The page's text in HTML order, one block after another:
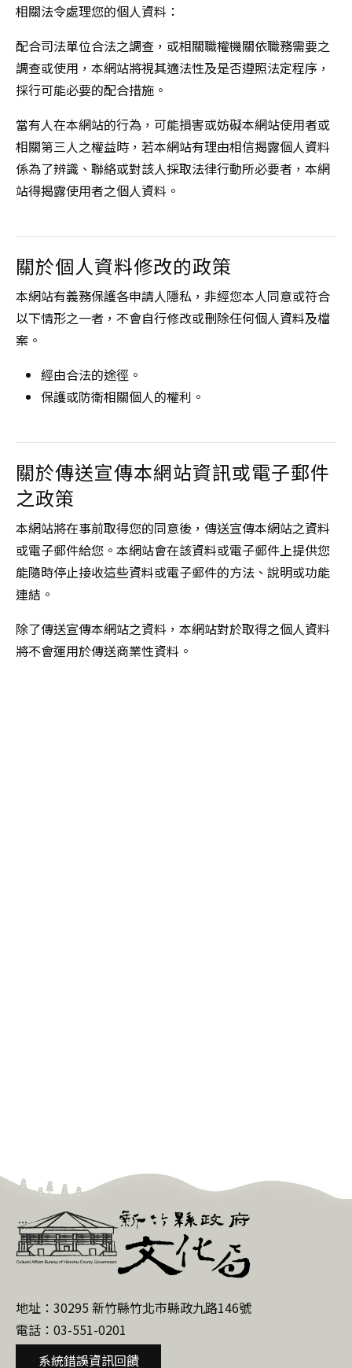
相關法令處理您的個人資料：
配合司法單位合法之調查，或相關職權機關依職務需要之
調查或使用，本網站將視其適法性及是否遵照法定程序，
採行可能必要的配合措施。
當有人在本網站的行為，可能損害或妨礙本網站使用者或
相關第三人之權益時，若本網站有理由相信揭露個人資料
係為了辨識、聯絡或對該人採取法律行動所必要者，本網
站得揭露使用者之個人資料。
關於個人資料修改的政策
本網站有義務保護各申請人隱私，非經您本人同意或符合
以下情形之一者，不會自行修改或刪除任何個人資料及檔
案。
經由合法的途徑。
保護或防衛相關個人的權利。
關於傳送宣傳本網站資訊或電子郵件
之政策
本網站將在事前取得您的同意後，傳送宣傳本網站之資料
或電子郵件給您。本網站會在該資料或電子郵件上提供您
能隨時停止接收這些資料或電子郵件的方法、說明或功能
連結。
除了傳送宣傳本網站之資料，本網站對於取得之個人資料
將不會運用於傳送商業性資料。
:::
府
地址：30295 新竹縣竹北市縣政九路146號
電話：03-551-0201
系統錯誤資訊回饋